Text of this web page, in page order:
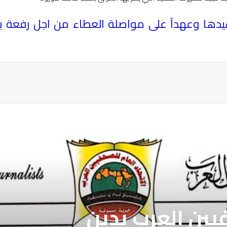
وعهداً على مواصلة العطاء من اجل رفعة
العرب يدين